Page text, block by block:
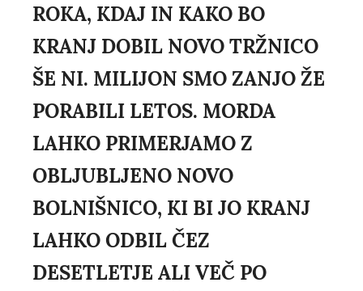
ROKA, KDAJ IN KAKO BO
KRANJ DOBIL NOVO TRŽNICO
ŠE NI. MILIJON SMO ZANJO ŽE
PORABILI LETOS. MORDA
LAHKO PRIMERJAMO Z
OBLJUBLJENO NOVO
BOLNIŠNICO, KI BI JO KRANJ
LAHKO ODBIL ČEZ
DESETLETJE ALI VEČ PO